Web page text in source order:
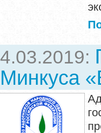
4.03.2019:
Минкуса